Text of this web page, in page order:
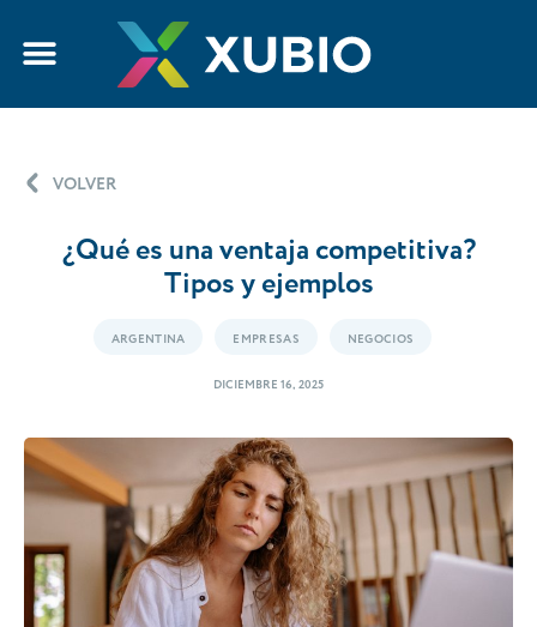
VOLVER
¿Qué es una ventaja competitiva?
Tipos y ejemplos
ARGENTINA EMPRESAS NEGOCIOS
DICIEMBRE 16, 2025